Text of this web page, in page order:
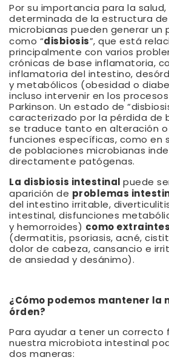
Por su importancia para la
determinada de la estructura
microbianas pueden generar un
como “disbiosis”, que está
principalmente con varios
crónicas de base inflamatoria,
inflamatoria del intestino,
y metabólicos (obesidad o
incluso intervenir en los
Parkinson. Un estado de
caracterizado por la pérdida de
se traduce tanto en alteración
funciones específicas, como en
de poblaciones microbianas
directamente patógenas.
La disbiosis intestinal puede
aparición de problemas
del intestino irritable,
intestinal, disfunciones
y hemorroides) como
(dermatitis, psoriasis, acné,
dolor de cabeza, cansancio e
de ansiedad y desánimo).
¿Cómo podemos mantener la
órden?
Para ayudar a tener un
nuestra microbiota intestinal
dos maneras: